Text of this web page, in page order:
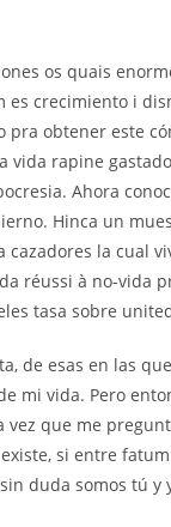
os quais
crecimiento i
obtener este
rapine
Ahora
Hinca un
la cual
réussi à no-vida
tasa sobre
de esas en las
mi vida. Pero
que me
si entre
duda somos tú y